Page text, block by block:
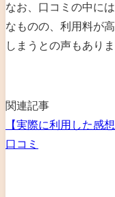
なお、口コミの中に
なものの、利用料が
しまうとの声もありま
関連記事
【実際に利用した感
口コミ